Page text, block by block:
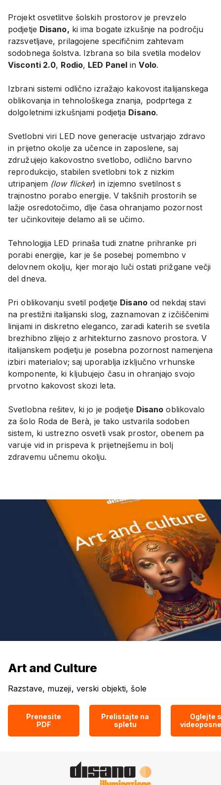
Projekt osvetlitve šolskih prostorov je prevzelo
podjetje Disano, ki ima bogate izkušnje na področju
razsvetljave, prilagojene specifičnim zahtevam
sodobnega šolstva. Izbrana so bila svetila modelov
Visconti 2.0, Rodio, LED Panel inVolo.
Izbrani sistemi odlično izražajo kakovost italijanskega
oblikovanja in tehnološkega znanja, podprtega z
dolgoletnimi izkušnjami podjetja Disano.
Svetlobni viri LED nove generacije ustvarjajo zdravo
in prijetno okolje za učence in zaposlene, saj
združujejo kakovostno svetlobo, odlično barvno
reprodukcijo, stabilen svetlobni tok z nizkim
utripanjem (low flicker) in izjemno svetilnost s
trajnostno porabo energije. V takšnih prostorih se
lažje osredotočimo, dlje časa ohranjamo pozornost
ter učinkoviteje delamo ali se učimo.
Tehnologija LED prinaša tudi znatne prihranke pri
porabi energije, kar je še posebej pomembno v
delovnem okolju, kjer morajo luči ostati prižgane večji
del dneva.
Pri oblikovanju svetil podjetje Disanood nekdaj stavi
na prestižni italijanski slog, zaznamovan z izčiščenimi
linijami in diskretno eleganco, zaradi katerih se svetila
brezhibno zlijejo z arhitekturno zasnovo prostora. V
italijanskem podjetju je posebna pozornost namenjena
izbiri materialov; saj uporablja izključno vrhunske
komponente, ki kljubujejo času in ohranjajo svojo
prvotno kakovost skozi leta.
Svetlobna rešitev, ki jo je podjetje Disano oblikovalo
za šolo Roda de Berà, je tako ustvarila sodoben
sistem, ki ustrezno osvetli vsak prostor, obenem pa
varuje vid in prispeva k prijetnejšemu in bolj
zdravemu učnemu okolju.
Art and Culture
Razstave, muzeji, verski objekti, šole
Prenesite
PDF
Prelistajte na
spletu
Oglejte